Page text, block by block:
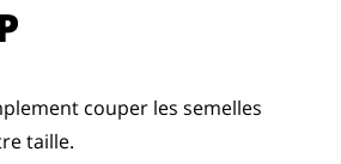
couper les semelles
taille.